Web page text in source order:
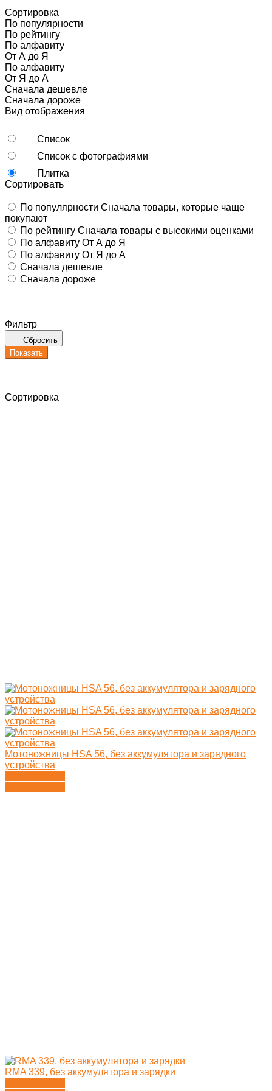
Сортировка
По популярности
По рейтингу
По алфавиту
От А до Я
По алфавиту
От Я до А
Сначала дешевле
Сначала дороже
Вид отображения
Список
Список с фотографиями
Плитка
Сортировать
По популярности Сначала товары, которые чаще
покупают
По рейтингу Сначала товары с высокими оценками
По алфавиту От А до Я
По алфавиту От Я до А
Сначала дешевле
Сначала дороже
Фильтр
Сбросить
Показать
Сортировка
Мотоножницы HSA 56, без аккумулятора и зарядного
устройства
RMA 339, без аккумулятора и зарядки